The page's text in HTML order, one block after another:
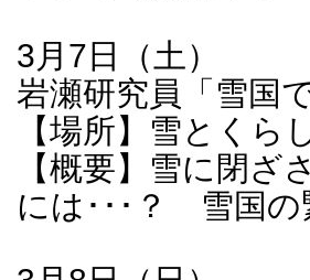
3月7日（土）
岩瀬研究員「雪国
【場所】雪とく
【概要】雪に閉
には･･･？ 雪国の